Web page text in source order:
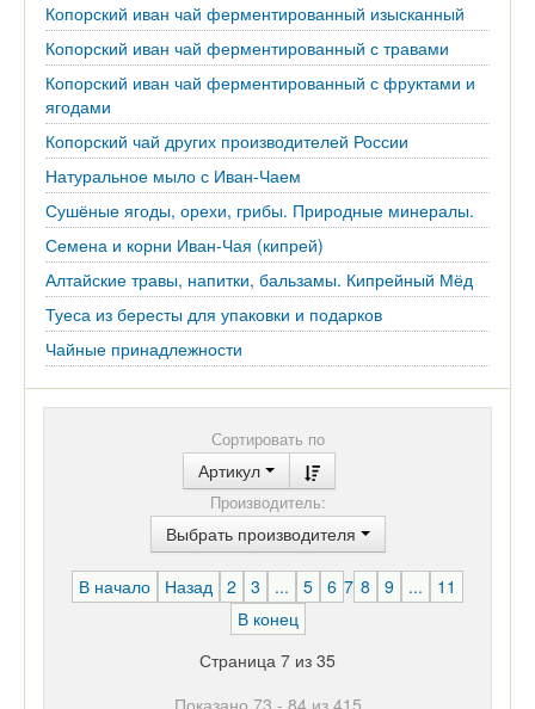
Копорский иван чай ферментированный изысканный
Копорский иван чай ферментированный с травами
Копорский иван чай ферментированный с фруктами и
ягодами
Копорский чай других производителей России
Натуральное мыло с Иван-Чаем
Сушёные ягоды, орехи, грибы. Природные минералы.
Семена и корни Иван-Чая (кипрей)
Алтайские травы, напитки, бальзамы. Кипрейный Мёд
Туеса из бересты для упаковки и подарков
Чайные принадлежности
Сортировать по
Артикул
Производитель:
Выбрать производителя
В начало Назад 2 3 ... 5 6 7 8 9 ...
11
В конец
Страница 7 из 35
Показано 73 - 84 из 415